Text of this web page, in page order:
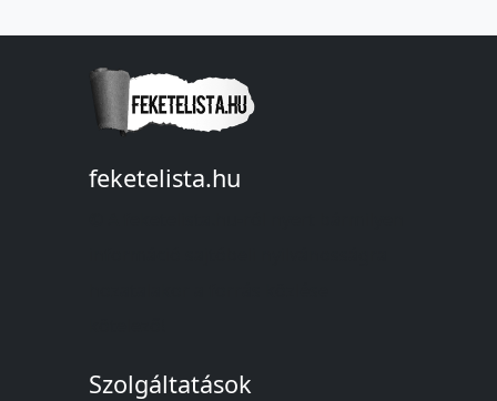
feketelista.hu
Szolgáltatások